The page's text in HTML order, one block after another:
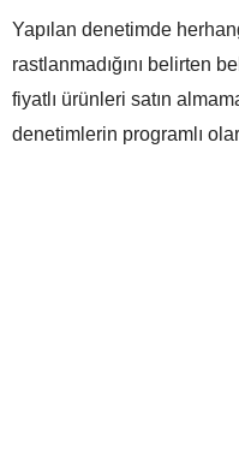
Yapılan denetimde
rastlanmadığını belirten
fiyatlı ürünleri satın
denetimlerin programlı